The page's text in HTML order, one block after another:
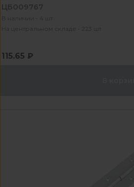
ЦБ009767
В наличии - 4 шт
На центральном складе - 223 шт
115.65 ₽